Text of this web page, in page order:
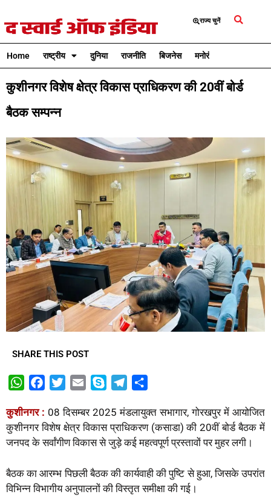
राज्य चुनें
Home राष्ट्रीय दुनिया राजनीति बिजनेस मनोरंजन
कुशीनगर विशेष क्षेत्र विकास प्राधिकरण की 20वीं बोर्ड
बैठक सम्पन्न
SHARE THIS POST
W
a
t
s
p
p
c
e
b
o
k
i
t
t
r
a
i
l
y
p
e
l
e
g
a
m
a
r
e
कुशीनगर : 08 दिसम्बर 2025 मंडलायुक्त सभागार, गोरखपुर में आयोजित
कुशीनगर विशेष क्षेत्र विकास प्राधिकरण (कसाडा) की 20वीं बोर्ड बैठक में
जनपद के सर्वांगीण विकास से जुड़े कई महत्वपूर्ण प्रस्तावों पर मुहर लगी।
बैठक का आरम्भ पिछली बैठक की कार्यवाही की पुष्टि से हुआ, जिसके उपरांत
विभिन्न विभागीय अनुपालनों की विस्तृत समीक्षा की गई।